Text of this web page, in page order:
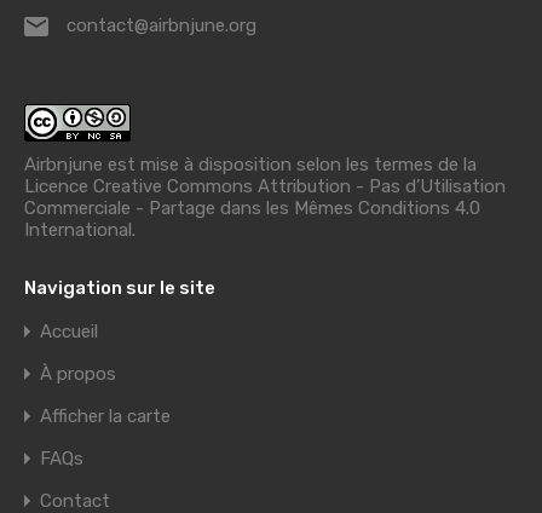
contact@airbnjune.org
Airbnjune est mise à disposition selon les termes de la
Licence Creative Commons Attribution - Pas d’Utilisation
Commerciale - Partage dans les Mêmes Conditions 4.0
International.
Navigation sur le site
Accueil
À propos
Afficher la carte
FAQs
Contact